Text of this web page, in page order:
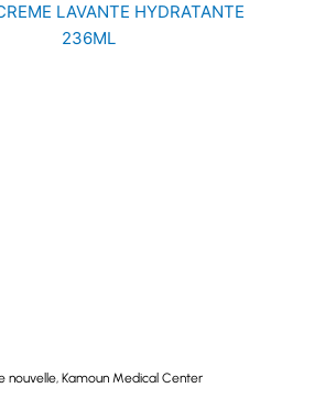
LAVANTE HYDRATANTE
236ML
nouvelle, Kamoun Medical Center